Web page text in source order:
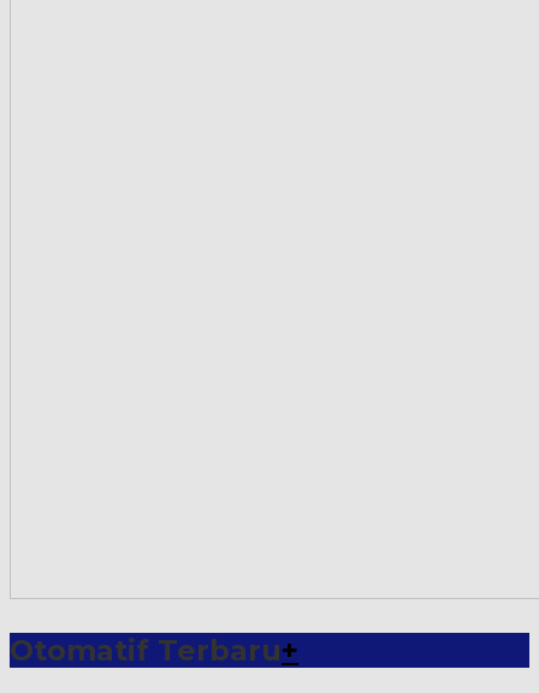
Otomatif Terbaru+